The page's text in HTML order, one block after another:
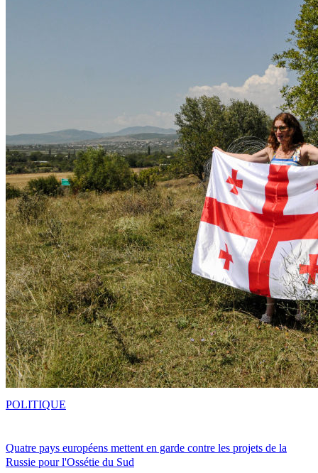
Quatre pays européens mettent en garde contre les projets de la
Russie pour l'Ossétie du Sud
POLITIQUE